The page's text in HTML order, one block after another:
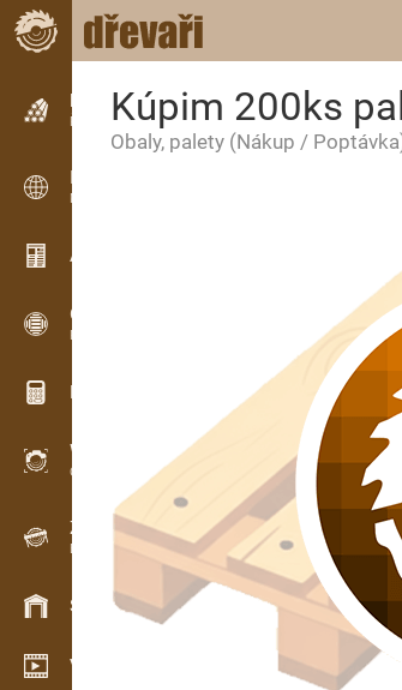
Inzerce
Řádková inzerce
Inzerce
Mezinárodní inzerce
Aktuality / Články
OPTI-TIMB
Pořezová schémata
Dřevařské kalkulačky
WoodProfi
Objem dřeva s AI
Záznamník
Evidence dřeva v terénu
Skladové hospodářství
Video showroom
Kúpim 200ks
Obaly, palety (Nákup /